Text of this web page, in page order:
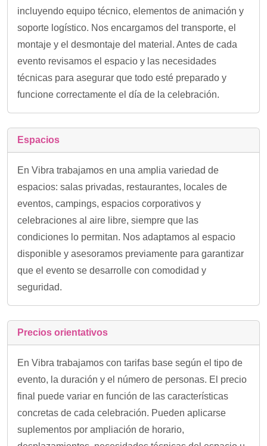
incluyendo equipo técnico, elementos de animación y
soporte logístico. Nos encargamos del transporte, el
montaje y el desmontaje del material. Antes de cada
evento revisamos el espacio y las necesidades
técnicas para asegurar que todo esté preparado y
funcione correctamente el día de la celebración.
Espacios
En Vibra trabajamos en una amplia variedad de
espacios: salas privadas, restaurantes, locales de
eventos, campings, espacios corporativos y
celebraciones al aire libre, siempre que las
condiciones lo permitan. Nos adaptamos al espacio
disponible y asesoramos previamente para garantizar
que el evento se desarrolle con comodidad y
seguridad.
Precios orientativos
En Vibra trabajamos con tarifas base según el tipo de
evento, la duración y el número de personas. El precio
final puede variar en función de las características
concretas de cada celebración. Pueden aplicarse
suplementos por ampliación de horario,